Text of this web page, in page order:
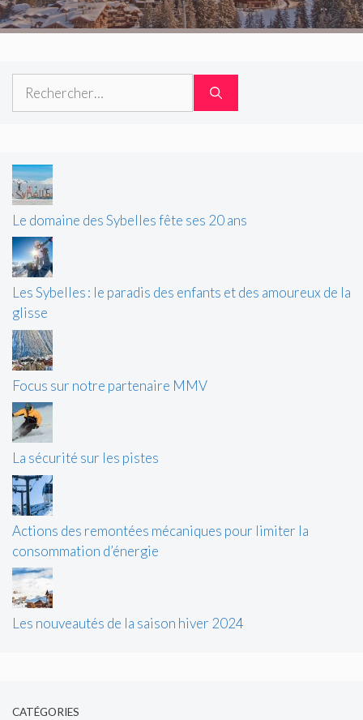
Le domaine des Sybelles fête ses 20 ans
Les Sybelles : le paradis des enfants et des amoureux de la
glisse
Focus sur notre partenaire MMV
La sécurité sur les pistes
Actions des remontées mécaniques pour limiter la
consommation d’énergie
Les nouveautés de la saison hiver 2024
CATÉGORIES